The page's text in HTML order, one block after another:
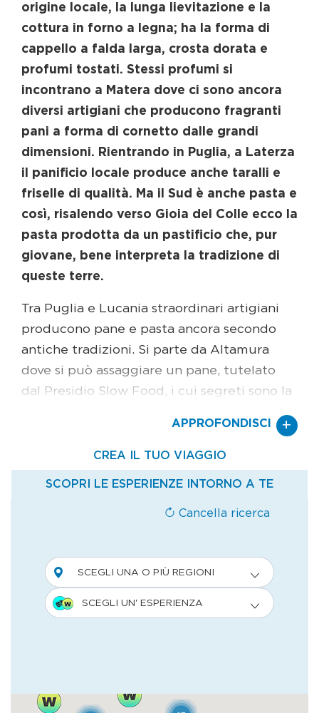
origine locale, la lunga lievitazione e la
cottura in forno a legna; ha la forma di
cappello a falda larga, crosta dorata e
profumi tostati. Stessi profumi si
incontrano a Matera dove ci sono ancora
diversi artigiani che producono fragranti
pani a forma di cornetto dalle grandi
dimensioni. Rientrando in Puglia, a Laterza
il panificio locale produce anche taralli e
friselle di qualità. Ma il Sud è anche pasta e
così, risalendo verso Gioia del Colle ecco la
pasta prodotta da un pastificio che, pur
giovane, bene interpreta la tradizione di
queste terre.
Tra Puglia e Lucania straordinari artigiani
producono pane e pasta ancora secondo
antiche tradizioni. Si parte da Altamura
dove si può assaggiare un pane, tutelato
dal Presidio Slow Food, i cui segreti sono la
semola rimacinata di origine locale, la lunga
lievitazione e la cottura in forno a legna; ha
la forma di cappello a falda larga, crosta
dorata e profumi tostati: presso i tre
acquistare anche le frise e i taralli sia dolci
Matera dove diversi artigiani producono
fragranti pani a forma di cornetto dalle
grandi dimensioni. Giovanni De Simmeo, ad
esempio, da anni propone pane con farine
classico grande pane a forma di cornetto,
APPROFONDISCI +